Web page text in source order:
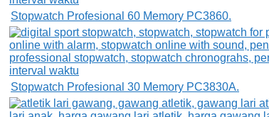
Stopwatch Profesional 60 Memory PC3860.
Stopwatch Profesional 30 Memory PC3830A.